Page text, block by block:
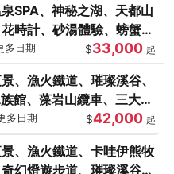
SPA、神秘之湖、天都山
時計、砂湯體驗、螃蟹吃
日期 $33,000 起
、漁火鐵道、璀璨溪谷、
館、藻岩山纜車、三大螃
多日期 $42,000 起
、漁火鐵道、卡哇伊熊牧
幻燈遊步道、璀璨溪谷、